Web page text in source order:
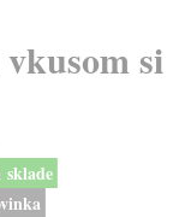
si
sklade